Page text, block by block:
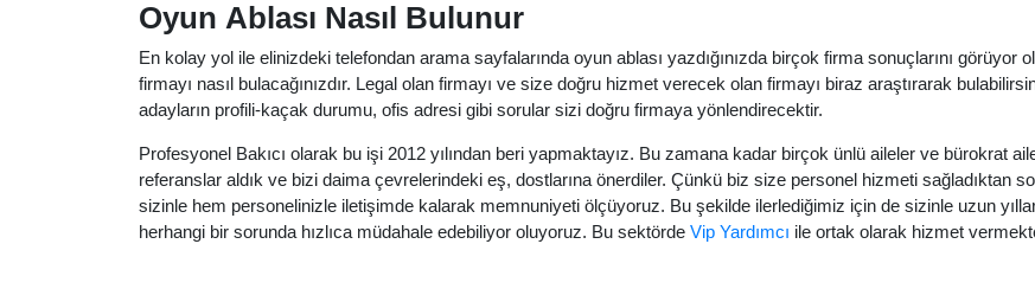
Oyun Ablası Nasıl Bulunur
En kolay yol ile elinizdeki telefondan arama sayfalarında oyun ablası yazdığınızda birçok firma sonuçlarını
firmayı nasıl bulacağınızdır. Legal olan firmayı ve size doğru hizmet verecek olan firmayı biraz araştırarak
adayların profili-kaçak durumu, ofis adresi gibi sorular sizi doğru firmaya yönlendirecektir.
Profesyonel Bakıcı olarak bu işi 2012 yılından beri yapmaktayız. Bu zamana kadar birçok ünlü aileler ve bürokrat
referanslar aldık ve bizi daima çevrelerindeki eş, dostlarına önerdiler. Çünkü biz size personel hizmeti sağladıktan
sizinle hem personelinizle iletişimde kalarak memnuniyeti ölçüyoruz. Bu şekilde ilerlediğimiz için de sizinle uzun
herhangi bir sorunda hızlıca müdahale edebiliyor oluyoruz. Bu sektörde Vip Yardımcı ile ortak olarak hizmet